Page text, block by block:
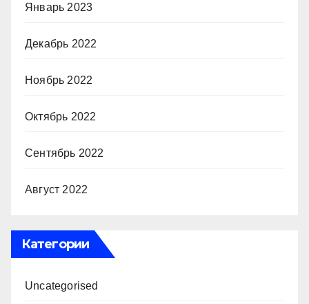
Январь 2023
Декабрь 2022
Ноябрь 2022
Октябрь 2022
Сентябрь 2022
Август 2022
Категории
Uncategorised